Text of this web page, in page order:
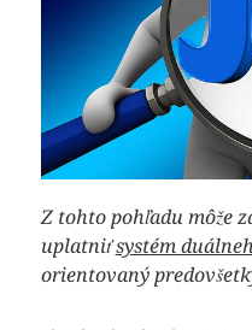
Z tohto pohľadu môže
uplatniťsystém
orientovaný